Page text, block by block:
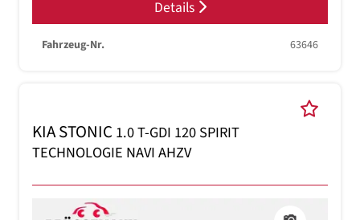
Details
Fahrzeug-Nr. 63646
KIA STONIC 1.0 T-GDI 120 SPIRIT
TECHNOLOGIE NAVI AHZV